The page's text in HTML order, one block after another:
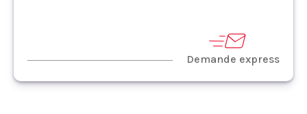
Demande express